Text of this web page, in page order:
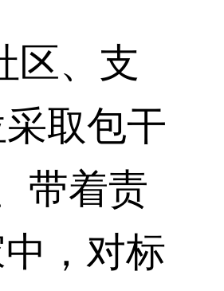
、支
取包干
带着责
，对标